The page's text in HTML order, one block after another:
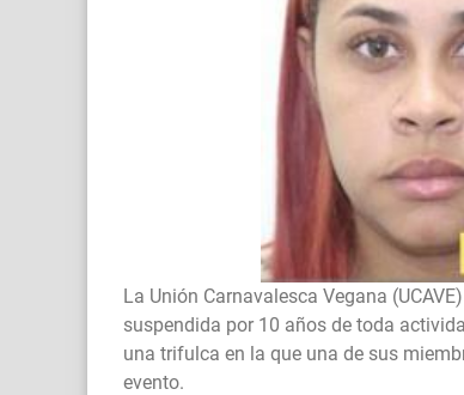
La Unión Carnavalesca Vegana
suspendida por 10 años de toda
una trifulca en la que una de sus
evento.